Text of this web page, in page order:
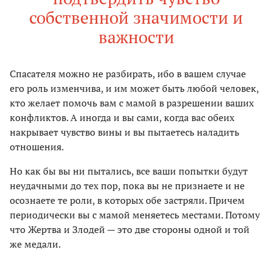
собственной значимости и
важности
Спасателя можно не разбирать, ибо в вашем случае
его роль изменчива, и им может быть любой человек,
кто желает помочь вам с мамой в разрешении ваших
конфликтов. А иногда и вы сами, когда вас обеих
накрывает чувство вины и вы пытаетесь наладить
отношения.
Но как бы вы ни пытались, все ваши попытки будут
неудачными до тех пор, пока вы не признаете и не
осознаете те роли, в которых обе застряли. Причем
периодически вы с мамой меняетесь местами. Потому
что Жертва и Злодей — это две стороны одной и той
же медали.